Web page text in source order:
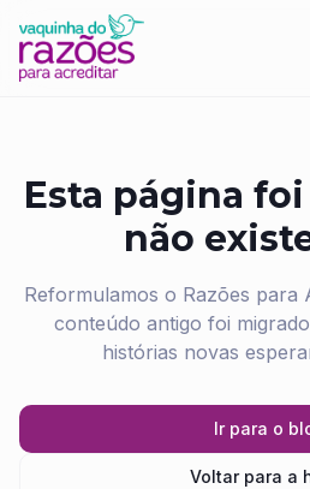
Esta página
não
Reformulamos o Razões para
conteúdo antigo foi
histórias novas
Ir para o
Voltar para a